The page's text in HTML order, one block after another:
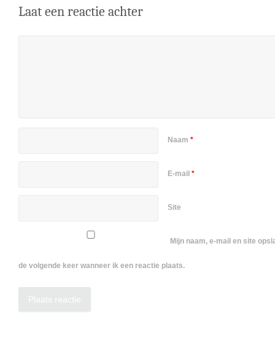
Laat een reactie achter
Naam *
E-mail *
Site
Mijn naam, e-mail en site
de volgende keer wanneer ik een reactie plaats.